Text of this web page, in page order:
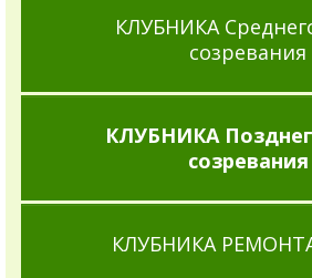
КЛУБНИКА
созревания
КЛУБНИКА
созревания
КЛУБНИКА